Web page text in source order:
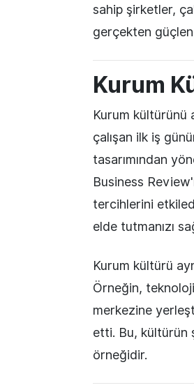
sahip şirketler,
gerçekten
Kurum
Kurum kültürünü
çalışan ilk iş
tasarımından
Business
tercihlerini
elde tutmanızı
Kurum kültürü
Örneğin,
merkezine
etti. Bu, kültürün
örneğidir.